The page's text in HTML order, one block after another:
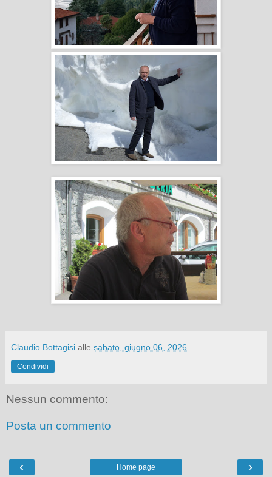
Claudio Bottagisi alle sabato, giugno 06, 2026
Condividi
Nessun commento:
Posta un commento
‹ ›
Home page